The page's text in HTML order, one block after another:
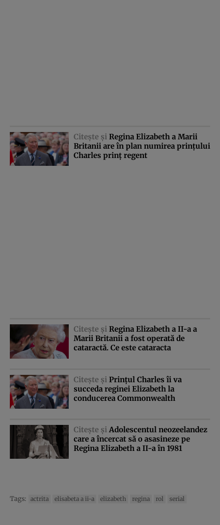
Citeşte şi Regina Elizabeth a Marii
Britanii are în plan numirea prinţului
Charles prinţ regent
Citeşte şi Regina Elizabeth a II-a a
Marii Britanii a fost operată de
cataractă. Ce este cataracta
Citeşte şi Prinţul Charles îi va
succeda reginei Elizabeth la
conducerea Commonwealth
Citeşte şi Adolescentul neozeelandez
care a încercat să o asasineze pe
Regina Elizabeth a II-a în 1981
Tags: actrita elisabeta a ii-a elizabeth regina rol serial